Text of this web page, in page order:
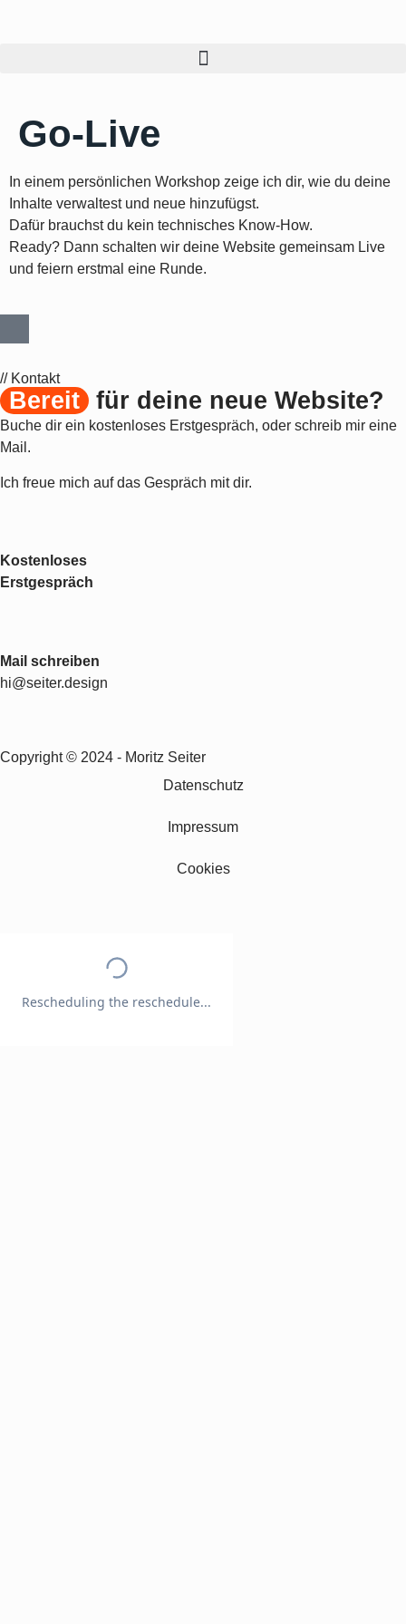
Go-Live
In einem persönlichen Workshop zeige ich dir, wie du deine
Inhalte verwaltest und neue hinzufügst.
Dafür brauchst du kein technisches Know-How.
Ready? Dann schalten wir deine Website gemeinsam Live
und feiern erstmal eine Runde.
// Kontakt
Bereit für deine neue Website?
Buche dir ein kostenloses Erstgespräch, oder schreib mir eine
Mail.
Ich freue mich auf das Gespräch mit dir.
Kostenloses
Erstgespräch
Mail schreiben
hi@seiter.design
Copyright © 2024 - Moritz Seiter
Datenschutz
Impressum
Cookies